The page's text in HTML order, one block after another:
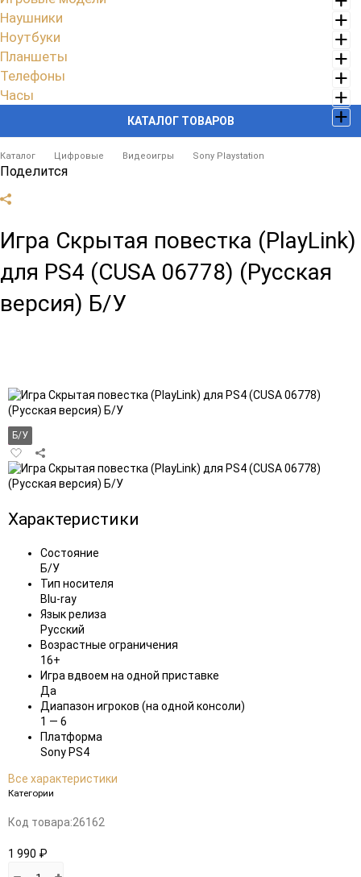
КАТАЛОГ ТОВАРОВ
Наушники
Ноутбуки
Планшеты
Телефоны
Часы
Каталог Цифровые Видеоигры Sony Playstation
Поделится
Игра Скрытая повестка (PlayLink)
для PS4 (CUSA 06778) (Русская
версия) Б/У
Б/У
Добавить
в
избранное
Характеристики
Состояние
Б/У
Тип носителя
Blu-ray
Язык релиза
Русский
Возрастные ограничения
16+
Игра вдвоем на одной приставке
Да
Диапазон игроков (на одной консоли)
1 — 6
Платформа
Sony PS4
Все характеристики
Категории
Код товара:26162
1 990 ₽